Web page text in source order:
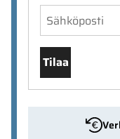
Tilaa